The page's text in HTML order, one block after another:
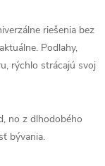
riešenia bez
Podlahy,
rýchlo strácajú svoj
no z dlhodobého
bývania.